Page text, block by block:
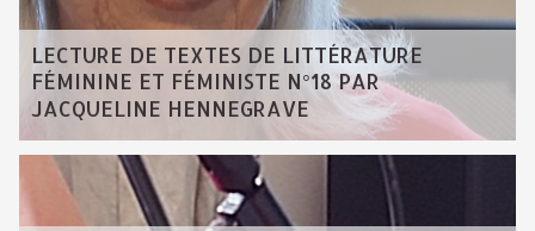
LECTURE DE TEXTES DE LITTÉRATURE
FÉMININE ET FÉMINISTE N°18 PAR
JACQUELINE HENNEGRAVE